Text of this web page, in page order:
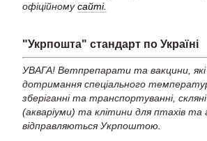
офіційномусайті.
"Укрпошта" стандарт по Україні
УВАГА! Ветпрепарати та вакцини,
дотримання спеціального
зберіганні та транспортуванні,
(акваріуми) та клітини для птахів та
відправляються Укрпоштою.